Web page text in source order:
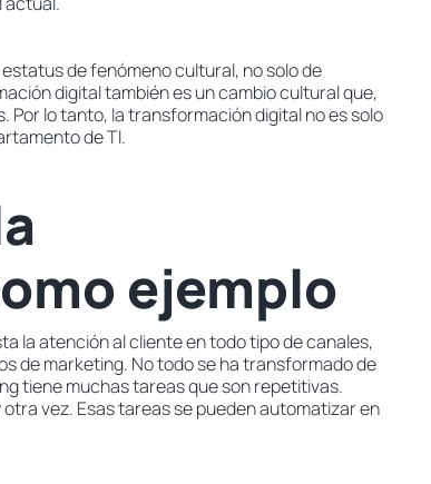
de fenómeno cultural, no solo de
digital también es un cambio cultural que,
Por lo tanto, la transformación digital no es solo
de TI.
ejemplo
la atención al cliente en todo tipo de canales,
de marketing. No todo se ha transformado de
tiene muchas tareas que son repetitivas.
vez. Esas tareas se pueden automatizar en